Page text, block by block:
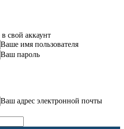
свой аккаунт
Ваше имя пользователя
Ваш пароль
Ваш адрес электронной почты